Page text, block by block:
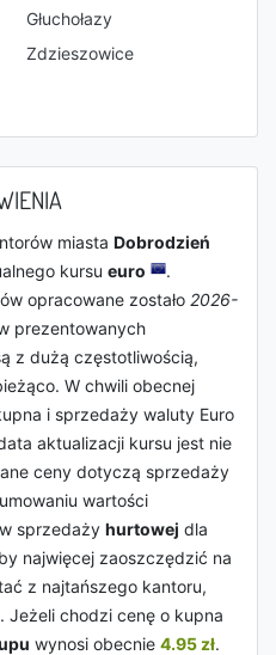
Głuchołazy
Zdzieszowice
miasta Dobrodzień
kursu euro
.
opracowane zostało 2026-
prezentowanych
z dużą częstotliwością,
W chwili obecnej
i sprzedaży waluty Euro
aktualizacji kursu jest nie
ceny dotyczą sprzedaży
wartości
sprzedaży hurtowej dla
najwięcej zaoszczędzić na
z najtańszego kantoru,
. Jeżeli chodzi cenę o kupna
wynosi obecnie 4.95 zł.